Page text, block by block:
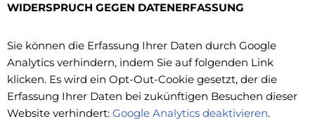
WIDERSPRUCH GEGEN DATENERFASSUNG
Sie können die Erfassung Ihrer Daten durch Google
Analytics verhindern, indem Sie auf folgenden Link
klicken. Es wird ein Opt-Out-Cookie gesetzt, der die
Erfassung Ihrer Daten bei zukünftigen Besuchen dieser
Website verhindert: Google Analytics deaktivieren.